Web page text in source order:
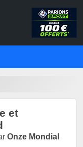
et
Onze Mondial